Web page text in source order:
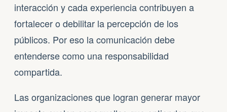
interacción y cada experiencia contribuyen a
fortalecer o debilitar la percepción de los
públicos. Por eso la comunicación debe
entenderse como una responsabilidad
compartida.
Las organizaciones que logran generar mayor